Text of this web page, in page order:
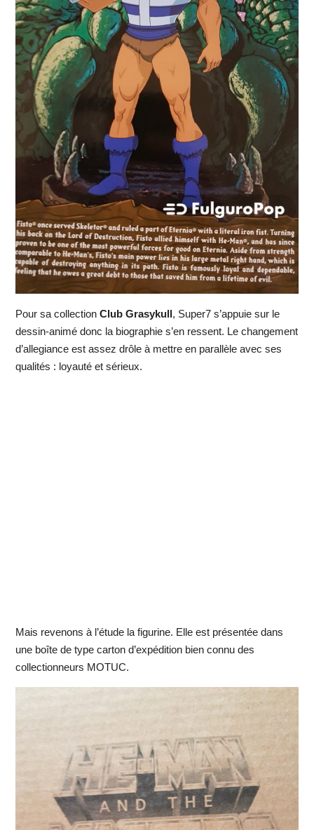
Pour sa collection Club Grasykull, Super7 s’appuie sur le
dessin-animé donc la biographie s’en ressent. Le changement
d’allegiance est assez drôle à mettre en parallèle avec ses
qualités : loyauté et sérieux.
Mais revenons à l’étude la figurine. Elle est présentée dans
une boîte de type carton d’expédition bien connu des
collectionneurs MOTUC.